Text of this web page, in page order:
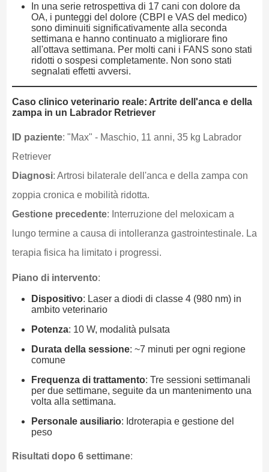
In una serie retrospettiva di 17 cani con dolore da
OA, i punteggi del dolore (CBPI e VAS del medico)
sono diminuiti significativamente alla seconda
settimana e hanno continuato a migliorare fino
all'ottava settimana. Per molti cani i FANS sono stati
ridotti o sospesi completamente. Non sono stati
segnalati effetti avversi.
Caso clinico veterinario reale: Artrite dell'anca e della
zampa in un Labrador Retriever
ID paziente: "Max" - Maschio, 11 anni, 35 kg Labrador
Retriever
Diagnosi: Artrosi bilaterale dell'anca e della zampa con
zoppia cronica e mobilità ridotta.
Gestione precedente: Interruzione del meloxicam a
lungo termine a causa di intolleranza gastrointestinale. La
terapia fisica ha limitato i progressi.
Piano di intervento:
Dispositivo: Laser a diodi di classe 4 (980 nm) in
ambito veterinario
Potenza: 10 W, modalità pulsata
Durata della sessione: ~7 minuti per ogni regione
comune
Frequenza di trattamento: Tre sessioni settimanali
per due settimane, seguite da un mantenimento una
volta alla settimana.
Personale ausiliario: Idroterapia e gestione del
peso
Risultati dopo 6 settimane: